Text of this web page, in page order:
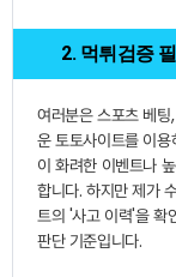
2. 먹튀검증
여러분은 스포츠 베
운 토토사이트를 이
이 화려한 이벤트나
합니다. 하지만 제가
트의 '사고 이력'을 확
판단 기준입니다.